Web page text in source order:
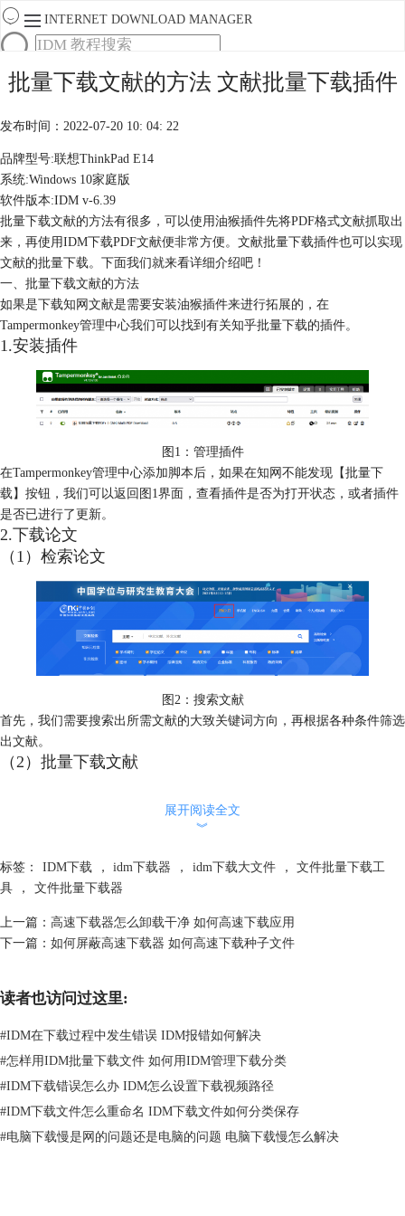
INTERNET DOWNLOAD MANAGER
首页
产品
服务
购买
批量下载文献的方法 文献批量下载插件
发布时间：2022-07-20 10: 04: 22
品牌型号:联想ThinkPad E14
系统:Windows 10家庭版
软件版本:IDM v-6.39
批量下载文献的方法有很多，可以使用油猴插件先将PDF格式文献抓取出
来，再使用IDM下载PDF文献便非常方便。文献批量下载插件也可以实现
文献的批量下载。下面我们就来看详细介绍吧！
一、批量下载文献的方法
如果是下载知网文献是需要安装油猴插件来进行拓展的，在
Tampermonkey管理中心我们可以找到有关知乎批量下载的插件。
1.安装插件
图1：管理插件
在Tampermonkey管理中心添加脚本后，如果在知网不能发现【批量下
载】按钮，我们可以返回图1界面，查看插件是否为打开状态，或者插件
是否已进行了更新。
2.下载论文
（1）检索论文
图2：搜索文献
首先，我们需要搜索出所需文献的大致关键词方向，再根据各种条件筛选
出文献。
（2）批量下载文献
单击油猴插件的【批量下载】按钮，IDM便会抓取多少的文献进行下载，
献。
展开阅读全文
︾
标签： IDM下载 ， idm下载器 ， idm下载大文件 ，
文件批量下载工
具
， 文件批量下载器
上一篇： 高速下载器怎么卸载干净 如何高速下载应用
下一篇： 如何屏蔽高速下载器 如何高速下载种子文件
读者也访问过这里:
#IDM在下载过程中发生错误 IDM报错如何解决
#怎样用IDM批量下载文件 如何用IDM管理下载分类
#IDM下载错误怎么办 IDM怎么设置下载视频路径
#IDM下载文件怎么重命名 IDM下载文件如何分类保存
#电脑下载慢是网的问题还是电脑的问题 电脑下载慢怎么解决